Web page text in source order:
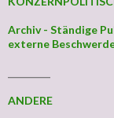
Archiv - Ständige
externe
ANDERE